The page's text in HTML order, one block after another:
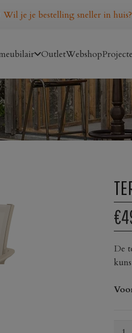
Wil je je bestelling sneller in
OutletWebshop
De